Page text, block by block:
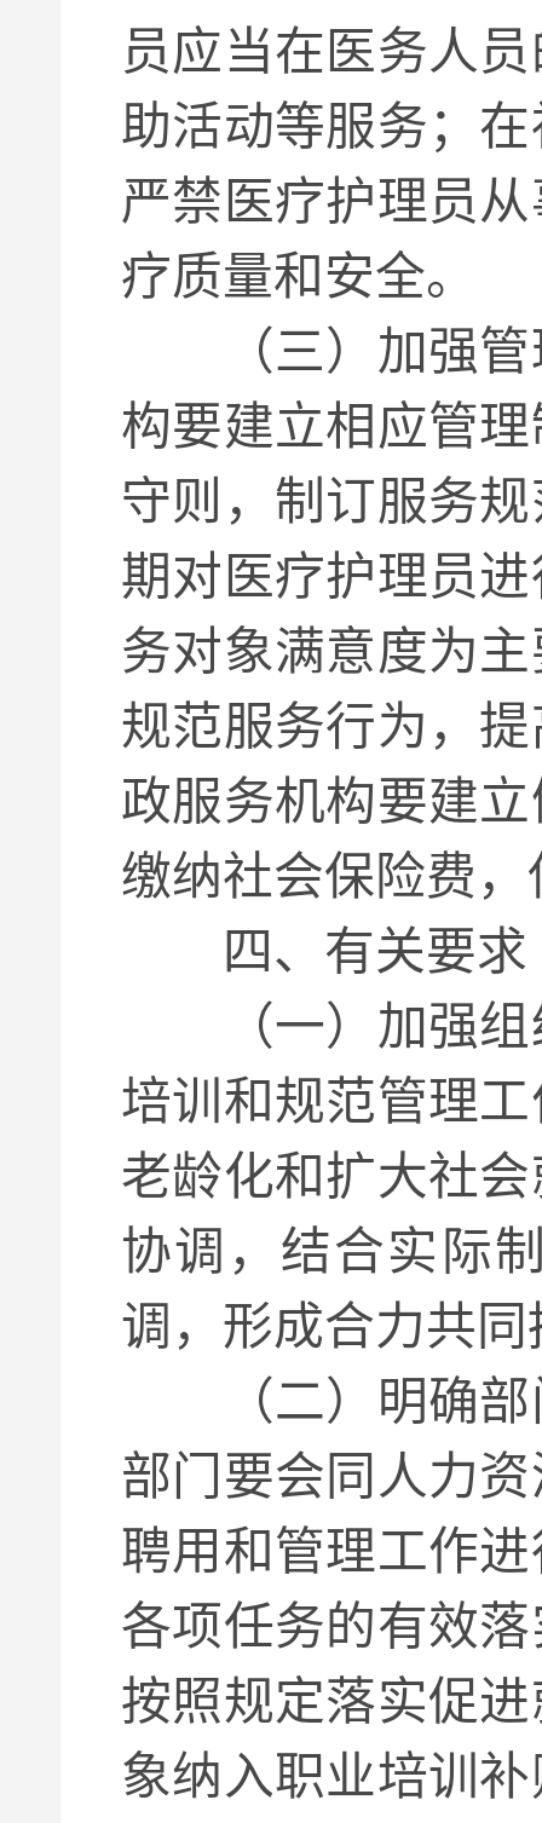
员应当在医务人
助活动等服务；
严禁医疗护理员
疗质量和安全。
（三）加强管
构要建立相应管
守则，制订服务
期对医疗护理员
务对象满意度为
规范服务行为，
政服务机构要建
缴纳社会保险费
四、有关要求
（一）加强组
培训和规范管理
老龄化和扩大社
协调，结合实际
调，形成合力共
（二）明确部
部门要会同人力
聘用和管理工作
各项任务的有效
按照规定落实促
象纳入职业培训